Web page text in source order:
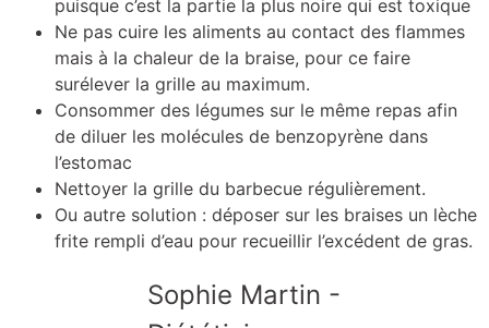
puisque c’est la partie la plus noire qui est toxique
Ne pas cuire les aliments au contact des flammes
mais à la chaleur de la braise, pour ce faire
surélever la grille au maximum.
Consommer des légumes sur le même repas afin
de diluer les molécules de benzopyrène dans
l’estomac
Nettoyer la grille du barbecue régulièrement.
Ou autre solution : déposer sur les braises un lèche
frite rempli d’eau pour recueillir l’excédent de gras.
Sophie Martin -